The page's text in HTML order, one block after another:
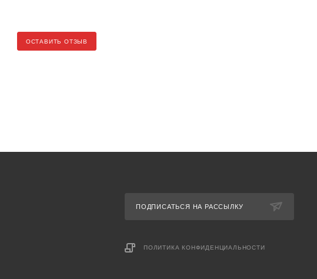
ОСТАВИТЬ ОТЗЫВ
ПОДПИСАТЬСЯ НА РАССЫЛКУ
ПОЛИТИКА КОНФИДЕНЦИАЛЬНОСТИ